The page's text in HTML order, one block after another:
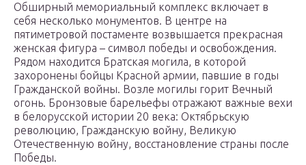
Обширный мемориальный комплекс включает в
себя несколько монументов. В центре на
пятиметровой постаменте возвышается прекрасная
женская фигура – символ победы и освобождения.
Рядом находится Братская могила, в которой
захоронены бойцы Красной армии, павшие в годы
Гражданской войны. Возле могилы горит Вечный
огонь. Бронзовые барельефы отражают важные вехи
в белорусской истории 20 века: Октябрьскую
революцию, Гражданскую войну, Великую
Отечественную войну, восстановление страны после
Победы.